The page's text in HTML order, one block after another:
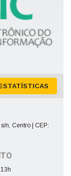
n, Centro | CEP: